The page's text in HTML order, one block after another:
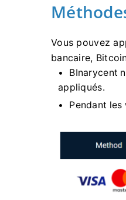
Vous pouvez
bancaire,
BInarycent
appliqués.
Pendant